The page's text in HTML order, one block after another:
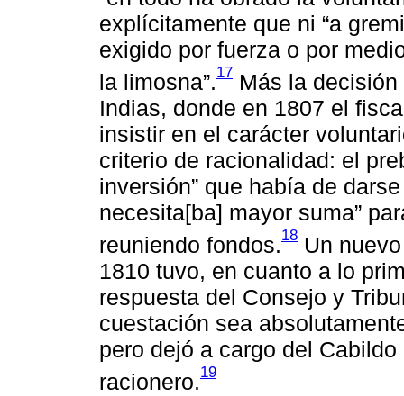
explícitamente que ni “a
exigido por fuerza o por
la limosna”.17 Más la
Indias, donde en 1807 el
insistir en el carácter
criterio de racionalidad: el
inversión” que había de
necesita[ba] mayor suma”
reuniendo fondos.18 Un
1810 tuvo, en cuanto a lo
respuesta del Consejo y
cuestación sea
pero dejó a cargo del
racionero.19